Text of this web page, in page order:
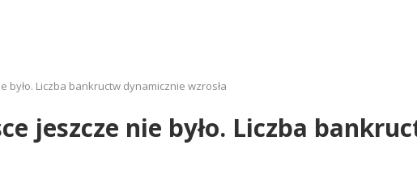
było. Liczba bankructw dynamicznie wzrosła
jeszcze nie było. Liczba